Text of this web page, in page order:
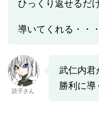
ひっくり返せるだ
導いてくれる・・・
読子さん
武仁内君
勝利に導